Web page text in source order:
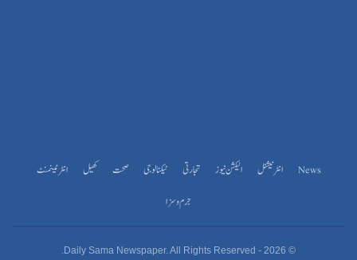
News انٹرنیشنل الیکشن نیوز تجارتی ٹیکنالوجی صحت کھیل
انٹرٹینمنٹ
جرم و سزا
© 2026 - Daily Sama Newspaper. All Rights Reserved.